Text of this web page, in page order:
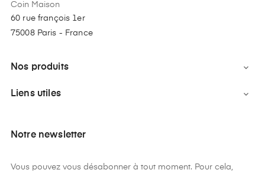
Coin Maison
60 rue françois 1er
75008 Paris - France
Nos produits 
Liens utiles 
Notre newsletter
Vous pouvez vous désabonner à tout moment. Pour cela,